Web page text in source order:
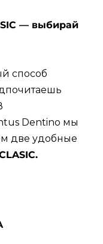
— выбирай
способ
Dentino мы
две удобные